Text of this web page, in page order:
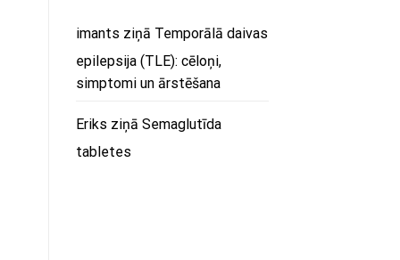
imants ziņā Temporālā daivas
epilepsija (TLE): cēloņi,
simptomi un ārstēšana
Eriks ziņā Semaglutīda
tabletes